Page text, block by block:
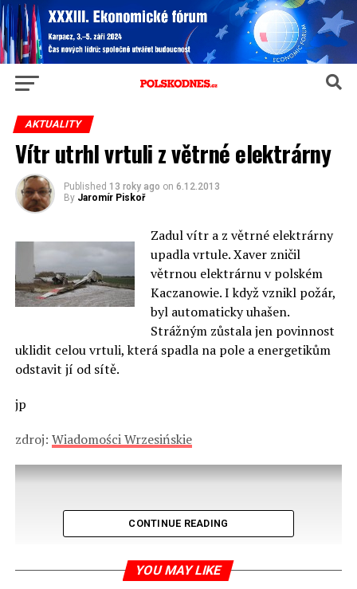
AKTUALITY
Vítr utrhl vrtuli z větrné elektrárny
Published 13 roky ago on 6.12.2013
By Jaromír Piskoř
Zadul vítr a z větrné elektrárny
upadla vrtule. Xaver zničil
větrnou elektrárnu v polském
Kaczanowie. I když vznikl požár,
byl automaticky uhašen.
Strážným zůstala jen povinnost
uklidit celou vrtuli, která spadla na pole a energetikům
odstavit jí od sítě.
jp
zdroj: Wiadomości Wrzesińskie
CONTINUE READING
YOU MAY LIKE